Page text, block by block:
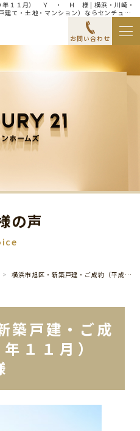
年１１月） Ｙ ・ Ｈ 様 | 横浜・川崎・
建て・土地・マンション）ならセンチュリ
お問い合わせ
の声
横浜市旭区・新築戸建・ご成約（平成３０年１１月） Ｙ ・ Ｈ 様
築戸建・ご成
年１１月）